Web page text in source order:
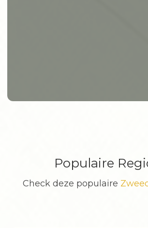
Populaire
Check deze populaire